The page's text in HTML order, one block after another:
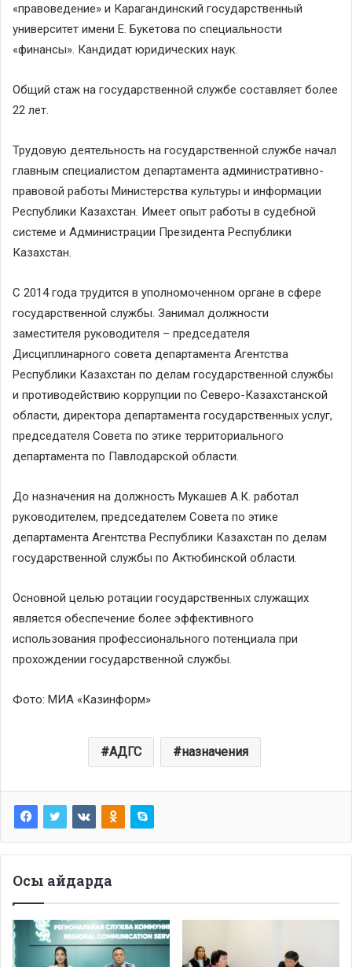
«правоведение» и Карагандинский государственный
университет имени Е. Букетова по специальности
«финансы». Кандидат юридических наук.
Общий стаж на государственной службе составляет более
22 лет.
Трудовую деятельность на государственной службе начал
главным специалистом департамента административно-
правовой работы Министерства культуры и информации
Республики Казахстан. Имеет опыт работы в судебной
системе и Администрации Президента Республики
Казахстан.
С 2014 года трудится в уполномоченном органе в сфере
государственной службы. Занимал должности
заместителя руководителя – председателя
Дисциплинарного совета департамента Агентства
Республики Казахстан по делам государственной службы
и противодействию коррупции по Северо-Казахстанской
области, директора департамента государственных услуг,
председателя Совета по этике территориального
департамента по Павлодарской области.
До назначения на должность Мукашев А.К. работал
руководителем, председателем Совета по этике
департамента Агентства Республики Казахстан по делам
государственной службы по Актюбинской области.
Основной целью ротации государственных служащих
является обеспечение более эффективного
использования профессионального потенциала при
прохождении государственной службы.
Фото: МИА «Казинформ»
АДГС назначения
Осы айдарда